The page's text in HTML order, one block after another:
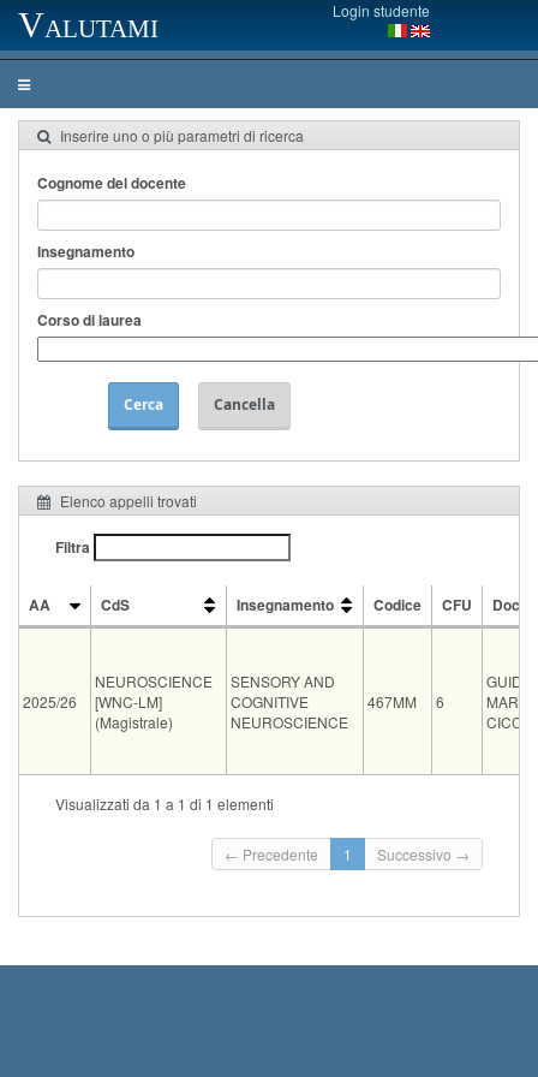
Valutami Login studente
Inserire uno o più parametri di ricerca
Cognome del docente
Insegnamento
Corso di laurea
Cerca Cancella
Elenco appelli trovati
Filtra
AA CdS Insegnamento Codice CFU
2025/26
NEUROSCIENCE
[WNC-LM]
(Magistrale)
SENSORY AND
COGNITIVE
NEUROSCIENCE
467MM 6
GUIDO
Data e ora Sede Note
controllare con prof Cicchini o Binda
orario esatto
0
Visualizzati da 1 a 1 di 1 elementi
← Precedente 1 Successivo →